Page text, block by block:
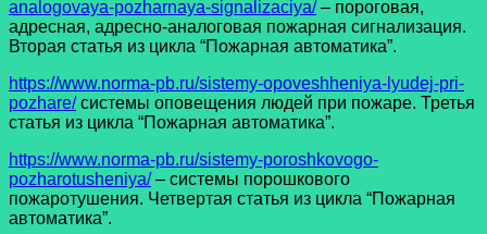
analogovaya-pozharnaya-signalizaciya/– пороговая,
адресная, адресно-аналоговая пожарная сигнализация.
Вторая статья из цикла “Пожарная автоматика”.
https://www.norma-pb.ru/sistemy-opoveshheniya-lyudej-pri-
pozhare/системы оповещения людей при пожаре. Третья
статья из цикла “Пожарная автоматика”.
https://www.norma-pb.ru/sistemy-poroshkovogo-
pozharotusheniya/– системы порошкового
пожаротушения. Четвертая статья из цикла “Пожарная
автоматика”.